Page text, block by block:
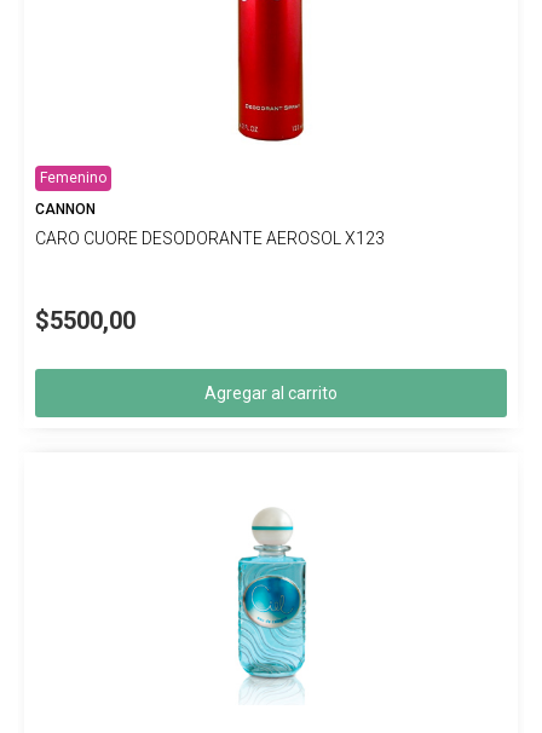
Femenino
CANNON
CARO CUORE DESODORANTE AEROSOL X123
$5500,00
Agregar al carrito